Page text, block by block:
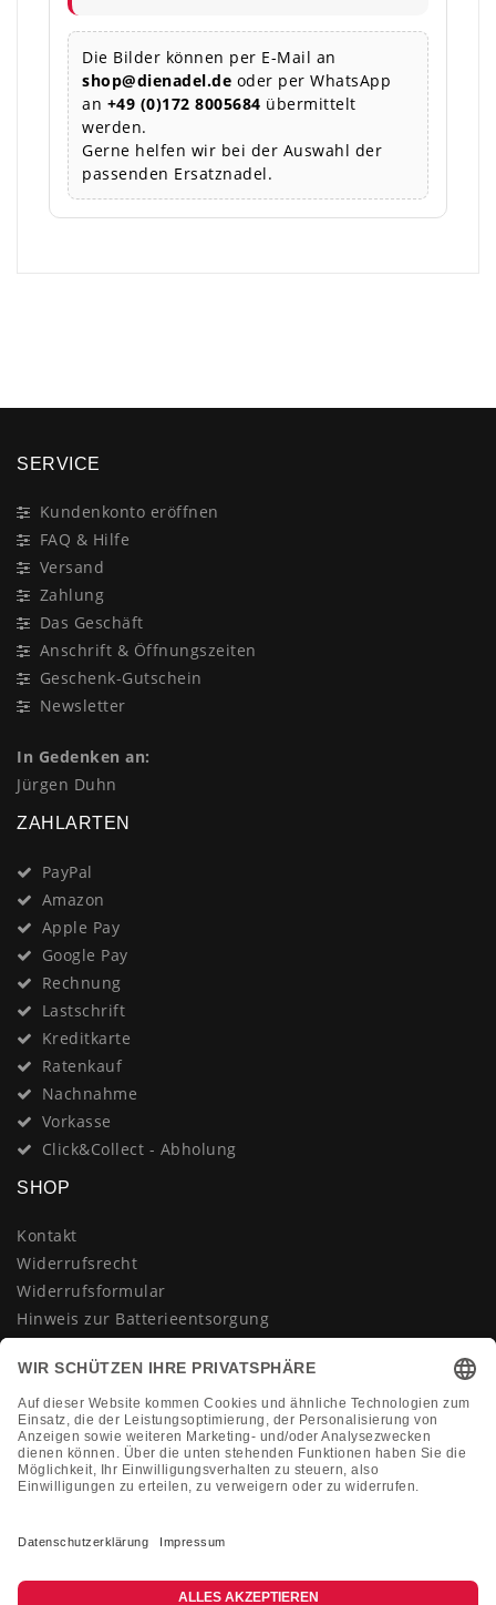
Die Bilder können per E-Mail an
shop@dienadel.de oder per WhatsApp
an +49 (0)172 8005684 übermittelt
werden.
Gerne helfen wir bei der Auswahl der
passenden Ersatznadel.
SERVICE
Kundenkonto eröffnen
FAQ & Hilfe
Versand
Zahlung
Das Geschäft
Anschrift & Öffnungszeiten
Geschenk-Gutschein
Newsletter
In Gedenken an:
Jürgen Duhn
ZAHLARTEN
PayPal
Amazon
Apple Pay
Google Pay
Rechnung
Lastschrift
Kreditkarte
Ratenkauf
Nachnahme
Vorkasse
Click&Collect - Abholung
SHOP
Kontakt
Widerrufsrecht
Widerrufsformular
Hinweis zur Batterieentsorgung
AGB
Impressum
Vertrag widerrufen
KONTAKT
Montag-Freitag 10:00-18:00 Uhr
shop@dienadel.de